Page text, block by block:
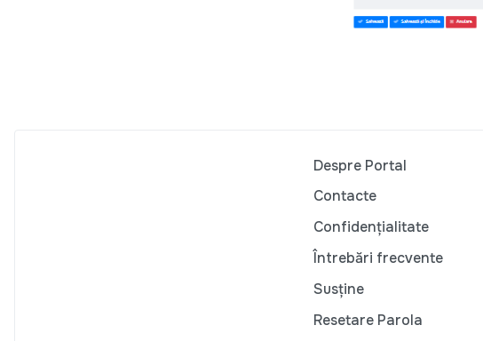
Despre Portal
Contacte
Confidențialitate
Întrebări frecvente
Susține
Resetare Parola